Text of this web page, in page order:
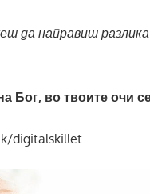
да направиш
Бог, во твоите очи
digitalskillet